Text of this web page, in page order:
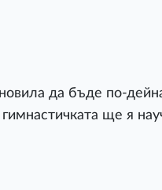
да бъде по-
ще я